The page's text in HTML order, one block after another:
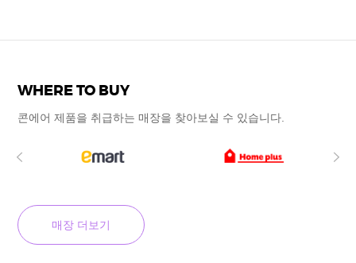
WHERE TO BUY
콘에어 제품을 취급하는 매장을 찾아보실 수 있습니다.
매장 더보기